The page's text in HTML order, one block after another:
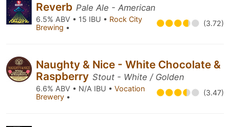
Reverb Pale Ale - American
6.5% ABV • 15 IBU • Rock City
Brewing • (3.72)
Naughty & Nice - White Chocolate &
Raspberry Stout - White / Golden
6.6% ABV • N/A IBU • Vocation
Brewery • (3.47)